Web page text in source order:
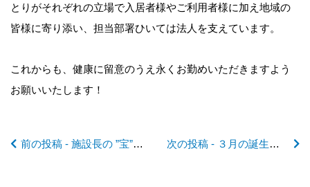
とりがそれぞれの立場で入居者様やご利用者様に加え地域の
皆様に寄り添い、担当部署ひいては法人を支えています。
これからも、健康に留意のうえ永くお勤めいただきますよう
お願いいたします！
の
記
へ
前の投稿 - 施設長の ”宝”日記2025 No.9 シカの出没に 次の投稿 - ３月の誕生会🎊 in 宝珠の郷